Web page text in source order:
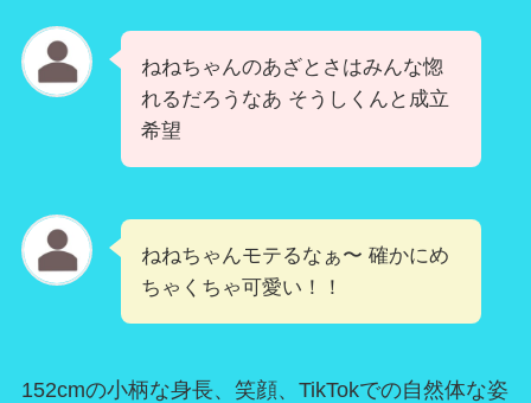
ねねちゃんのあざとさはみんな惚
れるだろうなあ そうしくんと成立
希望
ねねちゃんモテるなぁ〜 確かにめ
ちゃくちゃ可愛い！！
152cmの小柄な身長、笑顔、TikTokでの自然体な姿